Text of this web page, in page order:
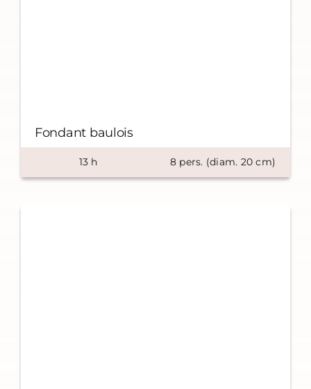
Fondant baulois
13h 8 pers. (diam. 20 cm)